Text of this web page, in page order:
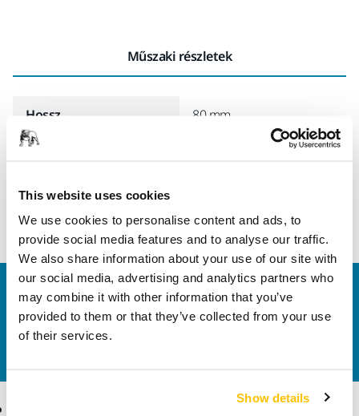
This website uses cookies
We use cookies to personalise content and ads, to
provide social media features and to analyse our traffic.
We also share information about your use of our site with
our social media, advertising and analytics partners who
may combine it with other information that you’ve
provided to them or that they’ve collected from your use
of their services.
Show details
Műszaki részletek
Hossz 80 mm
Vegye fel velünk a kapcsolatot
Szeretne többet tudni?Kérjük, vegye fel velünk a
kapcsolatot